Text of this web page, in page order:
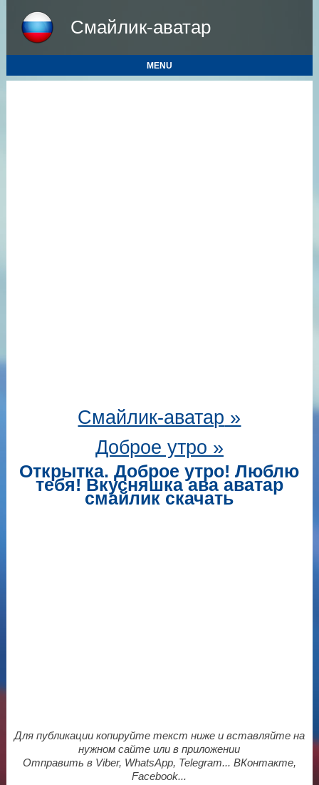
Смайлик-аватар
MENU
Смайлик-аватар »
Доброе утро »
Открытка. Доброе утро! Люблю
тебя! Вкусняшка ава аватар
смайлик скачать
Для публикации копируйте текст ниже и вставляйте на
нужном сайте или в приложении
Отправить в Viber, WhatsApp, Telegram... ВКонтакте,
Facebook...